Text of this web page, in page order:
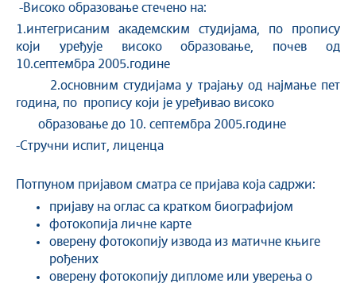
-Високо образовање стечено на:
1.интегрисаним академским студијама, по пропису
који уређује високо образовање, почев од
10.септембра 2005.године
2.основним студијама у трајању од најмање пет
година, по пропису који је уређивао високо
образовање до 10. септембра 2005.године
-Стручни испит, лиценца
Потпуном пријавом сматра се пријава која садржи:
пријаву на оглас са кратком биографијом
фотокопија личне карте
оверену фотокопију извода из матичне књиге
рођених
оверену фотокопију дипломе или уверења о